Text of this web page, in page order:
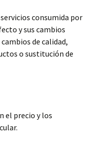
consumida por
y sus cambios
de calidad,
o sustitución de
el precio y los